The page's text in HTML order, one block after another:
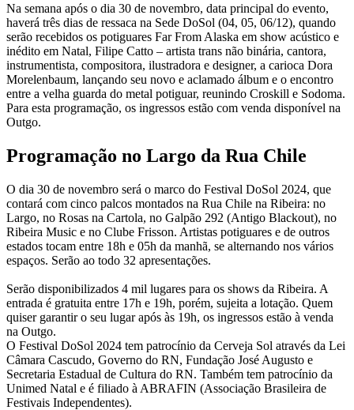
Na semana após o dia 30 de novembro, data principal do evento,
haverá três dias de ressaca na Sede DoSol (04, 05, 06/12), quando
serão recebidos os potiguares Far From Alaska em show acústico e
inédito em Natal, Filipe Catto – artista trans não binária, cantora,
instrumentista, compositora, ilustradora e designer, a carioca Dora
Morelenbaum, lançando seu novo e aclamado álbum e o encontro
entre a velha guarda do metal potiguar, reunindo Croskill e Sodoma.
Para esta programação, os ingressos estão com venda disponível na
Outgo.
Programação no Largo da Rua Chile
O dia 30 de novembro será o marco do Festival DoSol 2024, que
contará com cinco palcos montados na Rua Chile na Ribeira: no
Largo, no Rosas na Cartola, no Galpão 292 (Antigo Blackout), no
Ribeira Music e no Clube Frisson. Artistas potiguares e de outros
estados tocam entre 18h e 05h da manhã, se alternando nos vários
espaços. Serão ao todo 32 apresentações.
Serão disponibilizados 4 mil lugares para os shows da Ribeira. A
entrada é gratuita entre 17h e 19h, porém, sujeita a lotação. Quem
quiser garantir o seu lugar após às 19h, os ingressos estão à venda
na Outgo.
O Festival DoSol 2024 tem patrocínio da Cerveja Sol através da Lei
Câmara Cascudo, Governo do RN, Fundação José Augusto e
Secretaria Estadual de Cultura do RN. Também tem patrocínio da
Unimed Natal e é filiado à ABRAFIN (Associação Brasileira de
Festivais Independentes).